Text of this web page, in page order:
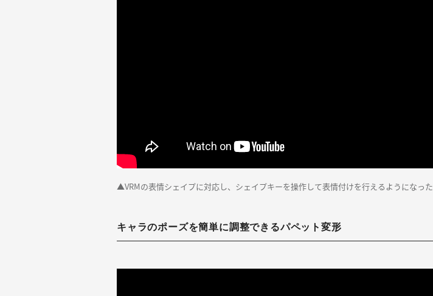
▲VRMの表情シェイプに対応し、シェイプキーを操作して表情付けを行えるようになった
キャラのポーズを簡単に調整できるパペット変形